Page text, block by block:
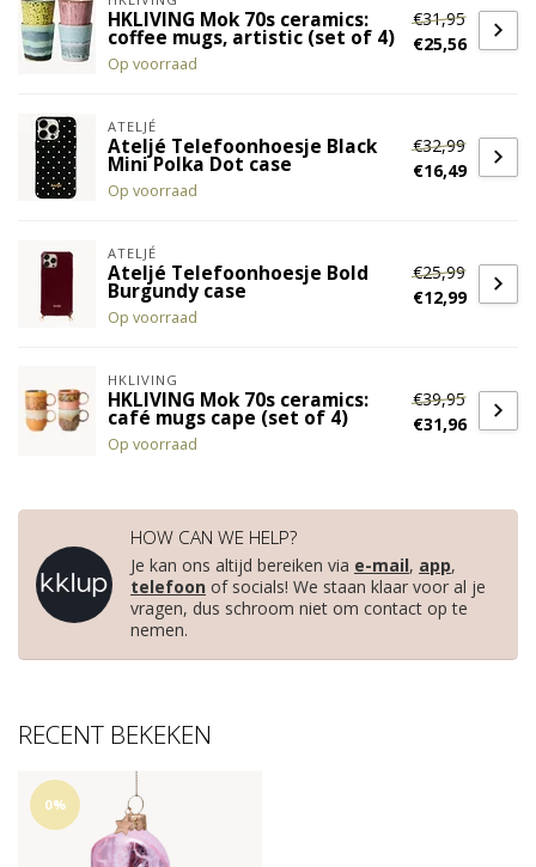
HKLIVING Mok 70s ceramics:
coffee mugs, artistic (set of 4)
Op voorraad
€31,95
€25,56
ATELJÉ
Ateljé Telefoonhoesje Black
Mini Polka Dot case
Op voorraad
€32,99
€16,49
ATELJÉ
Ateljé Telefoonhoesje Bold
Burgundy case
Op voorraad
€25,99
€12,99
HKLIVING
HKLIVING Mok 70s ceramics:
café mugs cape (set of 4)
Op voorraad
€39,95
€31,96
HOW CAN WE HELP?
Je kan ons altijd bereiken via e-mail, app,
telefoon of socials! We staan klaar voor al je
vragen, dus schroom niet om contact op te
nemen.
RECENT BEKEKEN
0%